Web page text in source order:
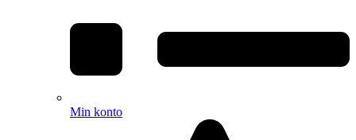
Min konto